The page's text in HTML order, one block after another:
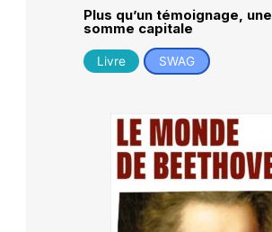
Plus qu’un témoignage, une
somme capitale
Livre SWAG